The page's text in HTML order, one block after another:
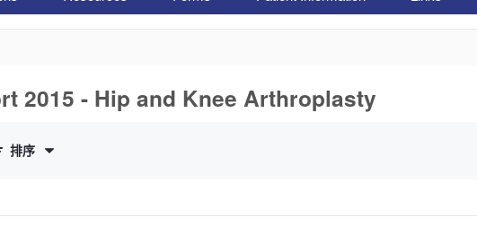
2015 - Hip and Knee Arthroplasty
排序